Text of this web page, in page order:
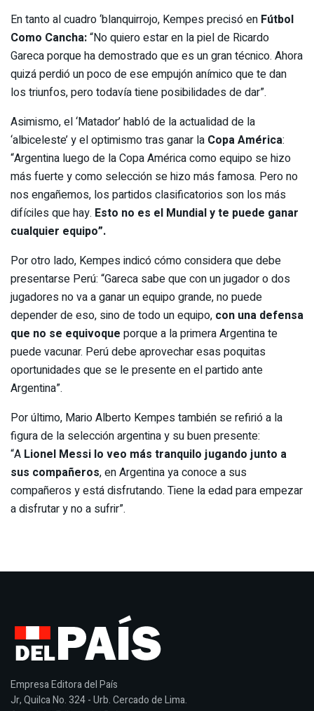
En tanto al cuadro ‘blanquirrojo, Kempes precisó en Fútbol
Como Cancha:“No quiero estar en la piel de Ricardo
Gareca porque ha demostrado que es un gran técnico. Ahora
quizá perdió un poco de ese empujón anímico que te dan
los triunfos, pero todavía tiene posibilidades de dar”.
Asimismo, el ‘Matador’ habló de la actualidad de la
‘albiceleste’ y el optimismo tras ganar la Copa América:
“Argentina luego de la Copa América como equipo se hizo
más fuerte y como selección se hizo más famosa. Pero no
nos engañemos, los partidos clasificatorios son los más
difíciles que hay. Esto no es el Mundial y te puede ganar
cualquier equipo”.
Por otro lado, Kempes indicó cómo considera que debe
presentarse Perú: “Gareca sabe que con un jugador o dos
jugadores no va a ganar un equipo grande, no puede
depender de eso, sino de todo un equipo, con una defensa
que no se equivoque porque a la primera Argentina te
puede vacunar. Perú debe aprovechar esas poquitas
oportunidades que se le presente en el partido ante
Argentina”.
Por último, Mario Alberto Kempes también se refirió a la
figura de la selección argentina y su buen presente:
“A Lionel Messi lo veo más tranquilo jugando junto a
sus compañeros, en Argentina ya conoce a sus
compañeros y está disfrutando. Tiene la edad para empezar
a disfrutar y no a sufrir”.
Empresa Editora del País
Jr, Quilca No. 324 - Urb. Cercado de Lima.